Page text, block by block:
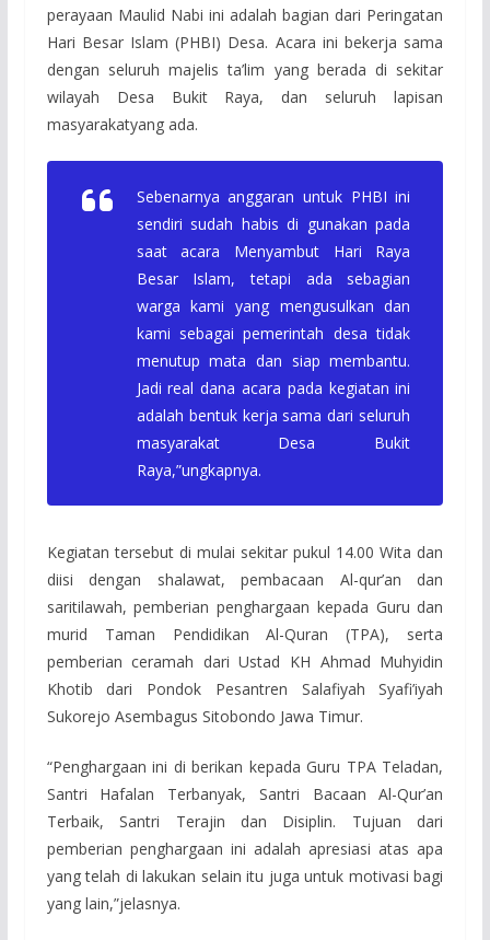
perayaan Maulid Nabi ini adalah bagian dari Peringatan
Hari Besar Islam (PHBI) Desa. Acara ini bekerja sama
dengan seluruh majelis ta’lim yang berada di sekitar
wilayah Desa Bukit Raya, dan seluruh lapisan
masyarakatyang ada.
Sebenarnya anggaran untuk PHBI ini
sendiri sudah habis di gunakan pada
saat acara Menyambut Hari Raya
Besar Islam, tetapi ada sebagian
warga kami yang mengusulkan dan
kami sebagai pemerintah desa tidak
menutup mata dan siap membantu.
Jadi real dana acara pada kegiatan ini
adalah bentuk kerja sama dari seluruh
masyarakat Desa Bukit
Raya,”ungkapnya.
Kegiatan tersebut di mulai sekitar pukul 14.00 Wita dan
diisi dengan shalawat, pembacaan Al-qur’an dan
saritilawah, pemberian penghargaan kepada Guru dan
murid Taman Pendidikan Al-Quran (TPA), serta
pemberian ceramah dari Ustad KH Ahmad Muhyidin
Khotib dari Pondok Pesantren Salafiyah Syafi’iyah
Sukorejo Asembagus Sitobondo Jawa Timur.
“Penghargaan ini di berikan kepada Guru TPA Teladan,
Santri Hafalan Terbanyak, Santri Bacaan Al-Qur’an
Terbaik, Santri Terajin dan Disiplin. Tujuan dari
pemberian penghargaan ini adalah apresiasi atas apa
yang telah di lakukan selain itu juga untuk motivasi bagi
yang lain,”jelasnya.